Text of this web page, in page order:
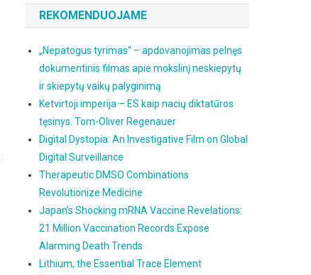
REKOMENDUOJAME
„Nepatogus tyrimas“ – apdovanojimas pelnęs
dokumentinis filmas apie mokslinį neskiepytų
ir skiepytų vaikų palyginimą
Ketvirtoji imperija – ES kaip nacių diktatūros
tęsinys. Tom-Oliver Regenauer
Digital Dystopia: An Investigative Film on Global
Digital Surveillance
Therapeutic DMSO Combinations
Revolutionize Medicine
Japan’s Shocking mRNA Vaccine Revelations:
21 Million Vaccination Records Expose
Alarming Death Trends
Lithium, the Essential Trace Element